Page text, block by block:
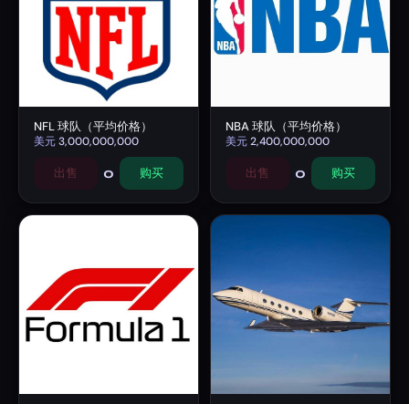
NFL 球队（平均价格）
美元3,000,000,000
出售 0 购买
NBA 球队（平均价格）
美元2,400,000,000
出售 0 购买